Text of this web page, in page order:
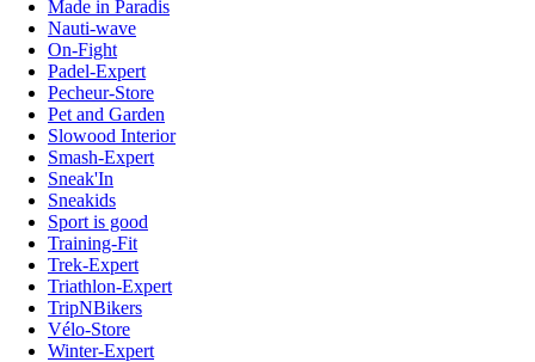
Made in Paradis
Nauti-wave
On-Fight
Padel-Expert
Pecheur-Store
Pet and Garden
Slowood Interior
Smash-Expert
Sneak'In
Sneakids
Sport is good
Training-Fit
Trek-Expert
Triathlon-Expert
TripNBikers
Vélo-Store
Winter-Expert